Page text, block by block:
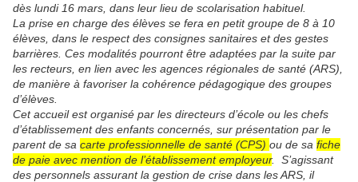
dès lundi 16 mars, dans leur lieu de scolarisation habituel.
La prise en charge des élèves se fera en petit groupe de 8 à 10
élèves, dans le respect des consignes sanitaires et des gestes
barrières. Ces modalités pourront être adaptées par la suite par
les recteurs, en lien avec les agences régionales de santé (ARS),
de manière à favoriser la cohérence pédagogique des groupes
d’élèves.
Cet accueil est organisé par les directeurs d’école ou les chefs
d’établissement des enfants concernés, sur présentation par le
parent de sa carte professionnelle de santé (CPS) ou de sa fiche
de paie avec mention de l’établissement employeur. S’agissant
des personnels assurant la gestion de crise dans les ARS, il